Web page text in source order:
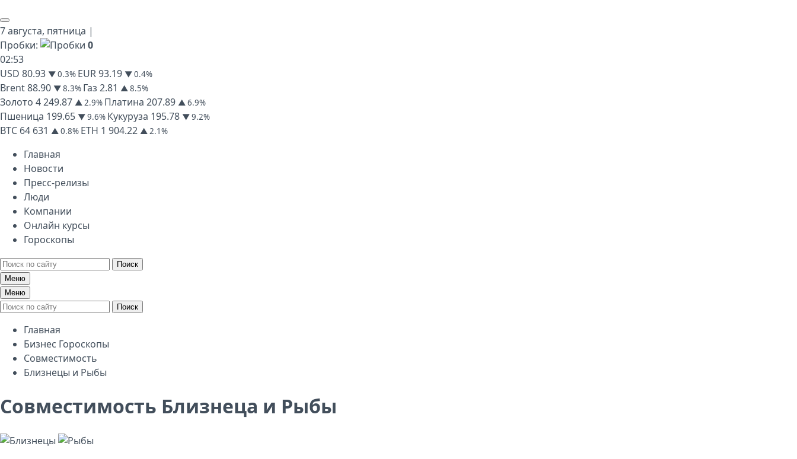
7 августа, пятница |
Пробки:
0
02:53
USD 80.93 ▼ 0.3% EUR93.19 ▼ 0.4%
Brent88.90 ▼ 8.3% Газ 2.81 ▲ 8.5%
Золото 4 249.87 ▲ 2.9% Платина 207.89 ▲ 6.9%
Пшеница 199.65 ▼ 9.6% Кукуруза 195.78 ▼ 9.2%
BTC 64 631 ▲ 0.8% ETH 1 904.22 ▲ 2.1%
Главная
Новости
Пресс-релизы
Люди
Компании
Онлайн курсы
Гороскопы
Поиск
Меню
Меню
Поиск
Главная
Бизнес Гороскопы
Совместимость
Близнецы и Рыбы
Совместимость Близнеца и Рыбы